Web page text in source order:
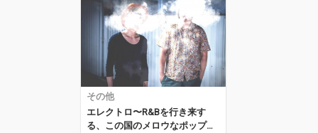
その他
エレクトロ〜R&Bを行き来す
る、この国のメロウなポップ・